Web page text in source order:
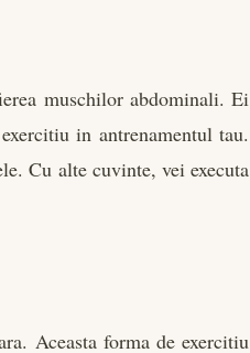
muschilor abdominali. Ei
in antrenamentul tau.
Cu alte cuvinte, vei executa
Aceasta forma de exercitiu